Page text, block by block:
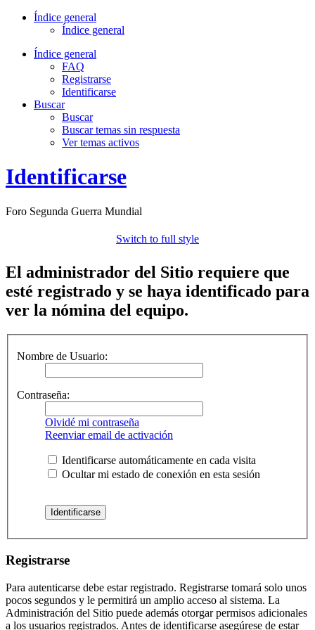
Índice general
Índice general
Índice general
FAQ
Registrarse
Identificarse
Buscar
Buscar
Buscar temas sin respuesta
Ver temas activos
Identificarse
Foro Segunda Guerra Mundial
Switch to full style
El administrador del Sitio requiere que
esté registrado y se haya identificado para
ver la nómina del equipo.
Nombre de Usuario:
Contraseña:
Olvidé mi contraseña
Reenviar email de activación
Identificarse automáticamente en cada visita
Ocultar mi estado de conexión en esta sesión
Registrarse
Para autenticarse debe estar registrado. Registrarse tomará solo unos
pocos segundos y le permitirá un amplio acceso al sistema. La
Administración del Sitio puede además otorgar permisos adicionales
a los usuarios registrados. Antes de identificarse asegúrese de estar